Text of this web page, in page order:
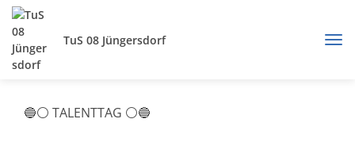
TuS 08 Jüngersdorf
🔵⚪️ TALENTTAG ⚪️🔵